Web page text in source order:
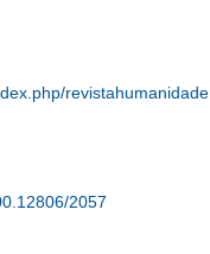
revistahumanidade
2057